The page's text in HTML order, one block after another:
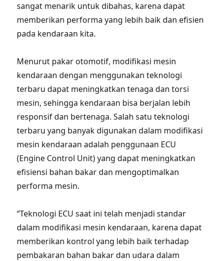
sangat menarik untuk dibahas, karena dapat
memberikan performa yang lebih baik dan efisien
pada kendaraan kita.
Menurut pakar otomotif, modifikasi mesin
kendaraan dengan menggunakan teknologi
terbaru dapat meningkatkan tenaga dan torsi
mesin, sehingga kendaraan bisa berjalan lebih
responsif dan bertenaga. Salah satu teknologi
terbaru yang banyak digunakan dalam modifikasi
mesin kendaraan adalah penggunaan ECU
(Engine Control Unit) yang dapat meningkatkan
efisiensi bahan bakar dan mengoptimalkan
performa mesin.
“Teknologi ECU saat ini telah menjadi standar
dalam modifikasi mesin kendaraan, karena dapat
memberikan kontrol yang lebih baik terhadap
pembakaran bahan bakar dan udara dalam